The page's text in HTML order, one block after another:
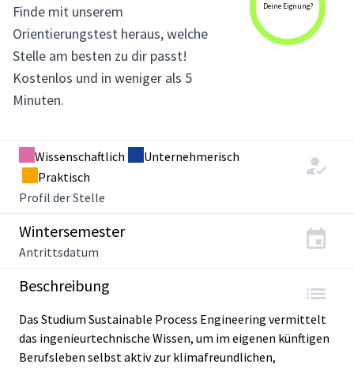
Deine Eignung?
Finde mit unserem
Orientierungstest heraus, welche
Stelle am besten zu dir passt!
Kostenlos und in weniger als 5
Minuten.
Wissenschaftlich
Unternehmerisch
Praktisch
Profil der Stelle
Wintersemester
Antrittsdatum
Beschreibung
Das Studium Sustainable Process Engineering vermittelt
das ingenieurtechnische Wissen, um im eigenen künftigen
Berufsleben selbst aktiv zur klimafreundlichen,